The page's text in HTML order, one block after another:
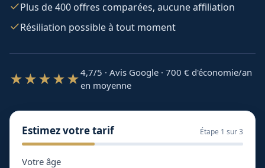
Plus de 400 offres comparées, aucune affiliation
Résiliation possible à tout moment
★★★★★4,7/5 · Avis Google · 700 € d'économie/an
en moyenne
Estimez votre tarif Étape 1 sur 3
Votre âge